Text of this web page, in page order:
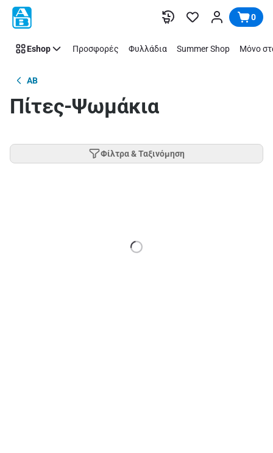
Παράλειψη 0
Eshop Προσφορές Φυλλάδια Summer Shop Μόνο
AB
Πίτες-Ψωμάκια
Φίλτρα & Ταξινόμηση